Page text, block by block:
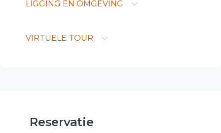
LIGGING EN OMGEVING
VIRTUELE TOUR
Reservatie